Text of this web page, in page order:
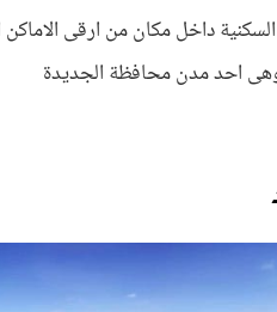
داخل مكان من ارقى
احد مدن محافظة الجديدة